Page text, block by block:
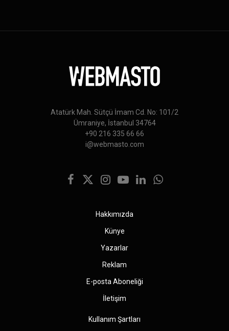
Atatürk Mah. Sütçü İmam Cd. No: 101/2
Ümraniye, İstanbul 34764
+90 216 335 66 66
i@webmasto.com
Facebook
X
Instagram
YouTubeLinkedInWhatsApp
Hakkımızda
Künye
Yazarlar
Reklam
E-posta Aboneliği
İletişim
Kullanım Şartları